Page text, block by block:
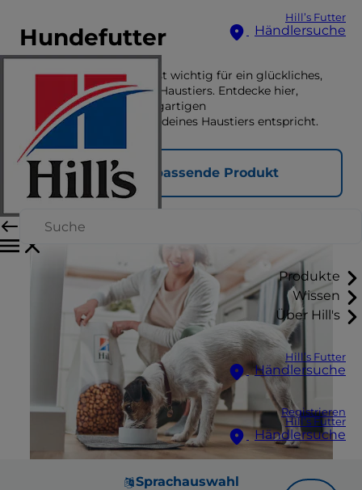
Hill’s Futter
Händlersuche
Produkte
Wissen
Über Hill's
Hill’s Futter
Händlersuche
Registrieren
Hill’s Futter
Händlersuche
Sprachauswahl
Hundefutter
Die richtige Ernährung ist wichtig für ein glückliches,
gesundes Lebens deines Haustiers. Entdecke hier,
welches Futter den einzigartigen
Ernährungsbedürfnissen deines Haustiers entspricht.
Finde das passende Produkt